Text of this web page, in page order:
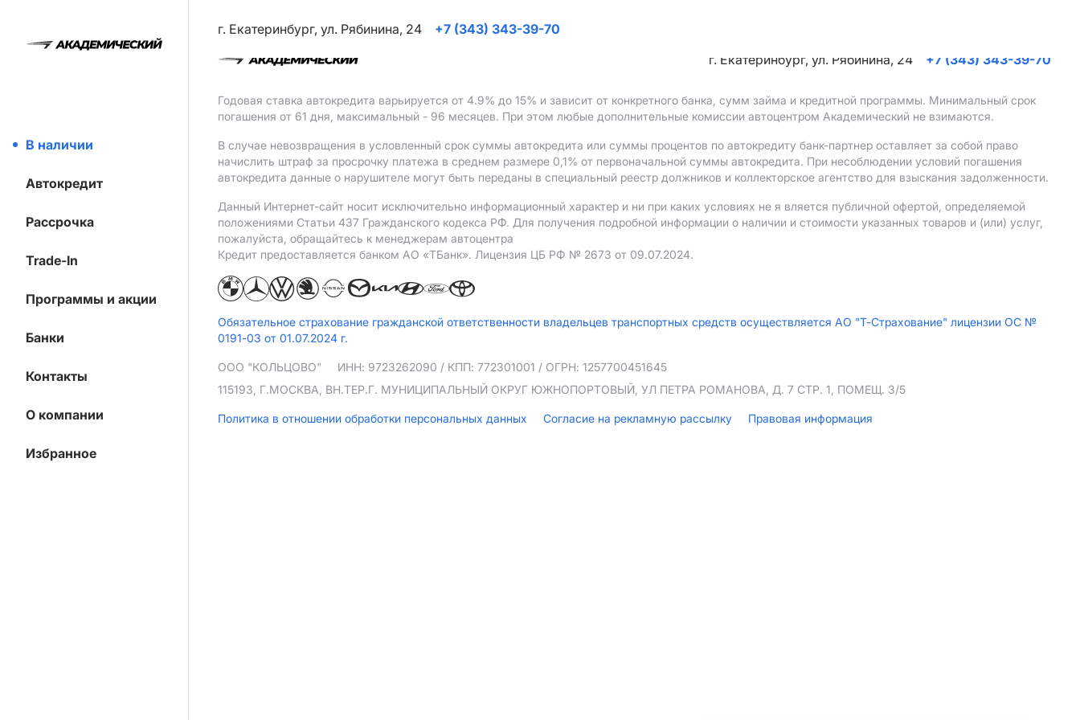
В наличии
Автокредит
Рассрочка
Trade-In
Программы и акции
Банки
Контакты
О компании
Избранное
г. Екатеринбург, ул. Рябинина, 24
+7 (343) 343-39-70
г. Екатеринбург, ул. Рябинина, 24
+7 (343) 343-39-70
Годовая ставка автокредита варьируется от 4.9% до 15% и зависит от конкретного банка, сумм займа и кредитной программы. Минимальный срок
погашения от 61 дня, максимальный - 96 месяцев. При этом любые дополнительные комиссии автоцентром Академический не взимаются.
В случае невозвращения в условленный срок суммы автокредита или суммы процентов по автокредиту банк-партнер оставляет за собой право
начислить штраф за просрочку платежа в среднем размере 0,1% от первоначальной суммы автокредита. При несоблюдении условий погашения
автокредита данные о нарушителе могут быть переданы в специальный реестр должников и коллекторское агентство для взыскания задолженности.
Данный Интернет-сайт носит исключительно информационный характер и ни при каких условиях не я вляется публичной офертой, определяемой
положениями Статьи 437 Гражданского кодекса РФ. Для получения подробной информации о наличии и стоимости указанных товаров и (или) услуг,
пожалуйста, обращайтесь к менеджерам автоцентра
Кредит предоставляется банком АO «ТБанк». Лицензия ЦБ РФ № 2673 от 09.07.2024.
Обязательное страхование гражданской ответственности владельцев транспортных средств осуществляется АО "Т-Страхование" лицензии ОС №
0191-03 от 01.07.2024 г.
ООО "КОЛЬЦОВО" ИНН: 9723262090 / КПП: 772301001 / ОГРН: 1257700451645
115193, Г.МОСКВА, ВН.ТЕР.Г. МУНИЦИПАЛЬНЫЙ ОКРУГ ЮЖНОПОРТОВЫЙ, УЛ ПЕТРА РОМАНОВА, Д. 7 СТР. 1, ПОМЕЩ. 3/5
Политика в отношении обработки персональных данных Согласие на рекламную рассылку Правовая информация